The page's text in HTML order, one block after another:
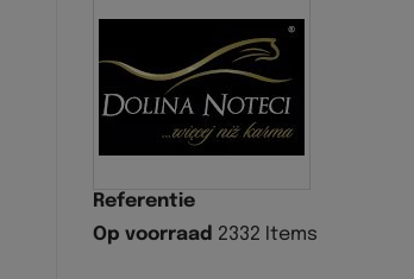
Referentie
Op voorraad 2332 Items